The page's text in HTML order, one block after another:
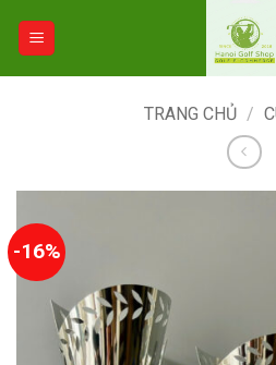
TRANG CHỦ /
-16%